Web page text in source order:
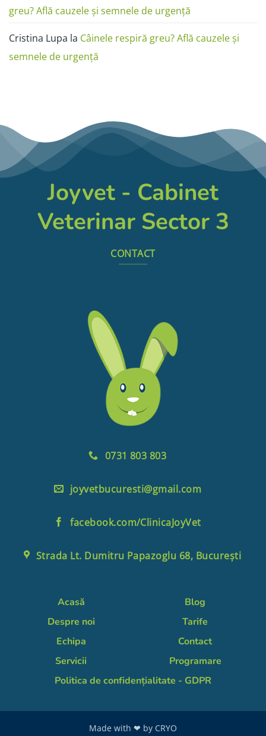
greu? Află cauzele și semnele de urgență
Cristina Lupa la Câinele respiră greu? Află cauzele și
semnele de urgență
Joyvet - Cabinet
Veterinar Sector 3
CONTACT
0731 803 803
joyvetbucuresti@gmail.com
facebook.com/ClinicaJoyVet
Strada Lt. Dumitru Papazoglu 68, București
Acasă
Despre noi
Echipa
Servicii
Blog
Tarife
Contact
Programare
Politica de confidențialitate - GDPR
Made with ❤ by CRYO